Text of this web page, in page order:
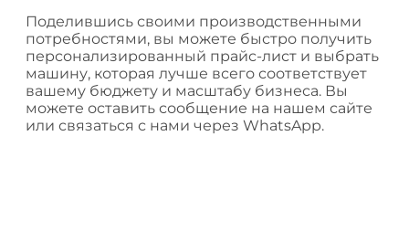
Поделившись своими производственными
потребностями, вы можете быстро получить
персонализированный прайс-лист и выбрать
машину, которая лучше всего соответствует
вашему бюджету и масштабу бизнеса. Вы
можете оставить сообщение на нашем сайте
или связаться с нами через WhatsApp.